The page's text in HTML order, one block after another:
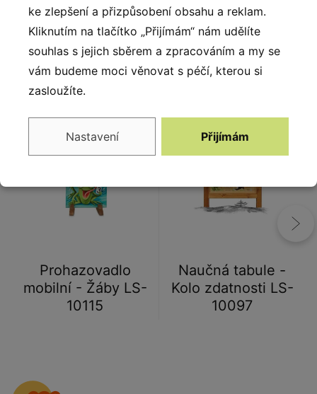
dřeva PEFC.
Prohazovadlo
mobilní - Žáby LS-
10115
Naučná tabule -
Kolo zdatnosti LS-
10097
ke zlepšení a přizpůsobení obsahu a reklam.
Kliknutím na tlačítko „Přijímám“ nám udělíte
souhlas s jejich sběrem a zpracováním a my se
vám budeme moci věnovat s péčí, kterou si
zasloužíte.
Nastavení Přijímám